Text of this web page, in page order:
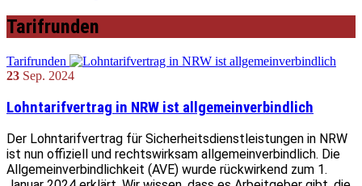
Tarifrunden
Tarifrunden
23 Sep. 2024
Lohntarifvertrag in NRW ist allgemeinverbindlich
Der Lohntarifvertrag für Sicherheitsdienstleistungen in NRW
ist nun offiziell und rechtswirksam allgemeinverbindlich. Die
Allgemeinverbindlichkeit (AVE) wurde rückwirkend zum 1.